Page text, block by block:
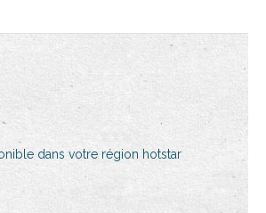
dans votre région hotstar